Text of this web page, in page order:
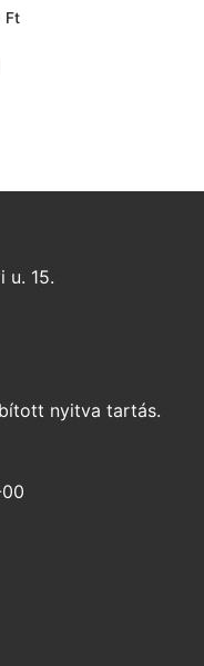
FtCurrent
u. 15.
nyitva tartás.